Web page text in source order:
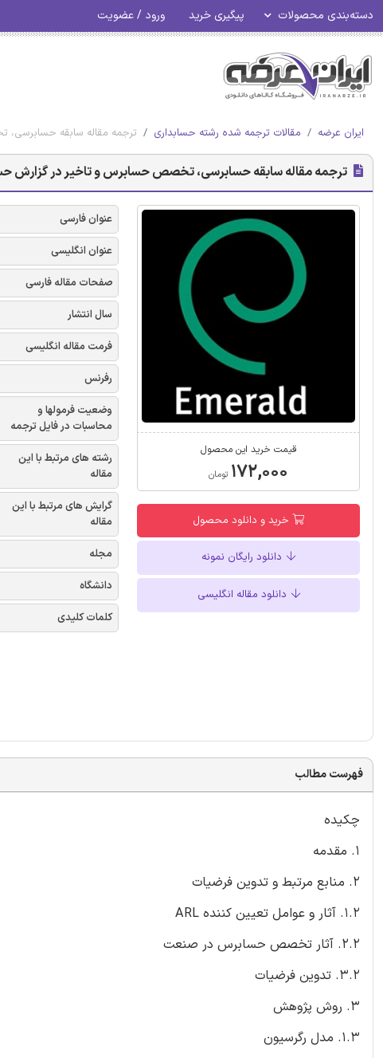
دسته‌بندی محصولات پیگیری خرید ورود / عضویت
ایران عرضه مقالات ترجمه شده رشته حسابداری ترجمه مقاله سابقه
ترجمه مقاله سابقه حسابرسی، تخصص حسابرس و تاخیر در گزارش
قیمت خرید این محصول
۱۷۲,۰۰۰ تومان
خرید و دانلود محصول
دانلود رایگان نمونه
دانلود مقاله انگلیسی
عنوان فارسی
عنوان انگلیسی
صفحات مقاله فارسی
سال انتشار
فرمت مقاله انگلیسی
رفرنس
وضعیت فرمولها و
محاسبات در فایل ترجمه
رشته های مرتبط با این
مقاله
گرایش های مرتبط با این
مقاله
مجله
دانشگاه
کلمات کلیدی
فهرست مطالب
چکیده
1. مقدمه
2. منابع مرتبط و تدوین فرضیات
1.2. آثار و عوامل تعیین کننده ARL
2.2. آثار تخصص حسابرس در صنعت
3.2. تدوین فرضیات
3. روش پژوهش
1.3. مدل رگرسیون